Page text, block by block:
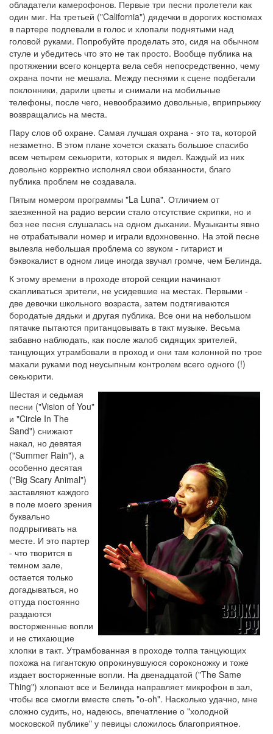
обладатели камерофонов. Первые три песни пролетели как
один миг. На третьей ("California") дядечки в дорогих костюмах
в партере подпевали в голос и хлопали поднятыми над
головой руками. Попробуйте проделать это, сидя на обычном
стуле и убедитесь что это не так просто. Вообще публика на
протяжении всего концерта вела себя непосредственно, чему
охрана почти не мешала. Между песнями к сцене подбегали
поклонники, дарили цветы и снимали на мобильные
телефоны, после чего, невообразимо довольные, вприпрыжку
возвращались на места.
Пару слов об охране. Самая лучшая охрана - это та, которой
незаметно. В этом плане хочется сказать большое спасибо
всем четырем секьюрити, которых я видел. Каждый из них
довольно корректно исполнял свои обязанности, благо
публика проблем не создавала.
Пятым номером программы "La Luna". Отличием от
заезженной на радио версии стало отсутствие скрипки, но и
без нее песня слушалась на одном дыхании. Музыканты явно
не отрабатывали номер и играли вдохновенно. На этой песне
вылезла небольшая проблема со звуком - гитарист и
бэквокалист в одном лице иногда звучал громче, чем Белинда.
К этому времени в проходе второй секции начинают
скапливаться зрители, не усидевшие на местах. Первыми -
две девочки школьного возраста, затем подтягиваются
бородатые дядьки и другая публика. Все они на небольшом
пятачке пытаются пританцовывать в такт музыке. Весьма
забавно наблюдать, как после жалоб сидящих зрителей,
танцующих утрамбовали в проход и они там колонной по трое
махали руками под неусыпным контролем всего одного (!)
секьюрити.
Шестая и седьмая
песни ("Vision of You"
и "Circle In The
Sand") снижают
накал, но девятая
("Summer Rain"), а
особенно десятая
("Big Scary Animal")
заставляют каждого
в поле моего зрения
буквально
подпрыгивать на
месте. И это партер
- что творится в
темном зале,
остается только
догадываться, но
оттуда постоянно
раздаются
восторженные вопли
и не стихающие
хлопки в такт. Утрамбованная в проходе толпа танцующих
похожа на гигантскую опрокинувшуюся сороконожку и тоже
издает восторженные вопли. На двенадцатой ("The Same
Thing") хлопают все и Белинда направляет микрофон в зал,
чтобы все смогли вместе спеть "о-оh". Насколько удачно, мне
сложно судить, но, надеюсь, впечатление о "холодной
московской публике" у певицы сложилось благоприятное.